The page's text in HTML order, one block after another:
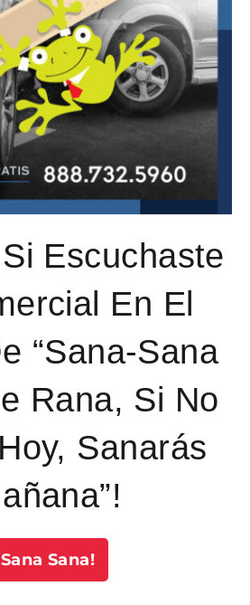
Escuchaste
En El
“Sana-Sana
Rana, Si No
Sanarás
Sana Sana!